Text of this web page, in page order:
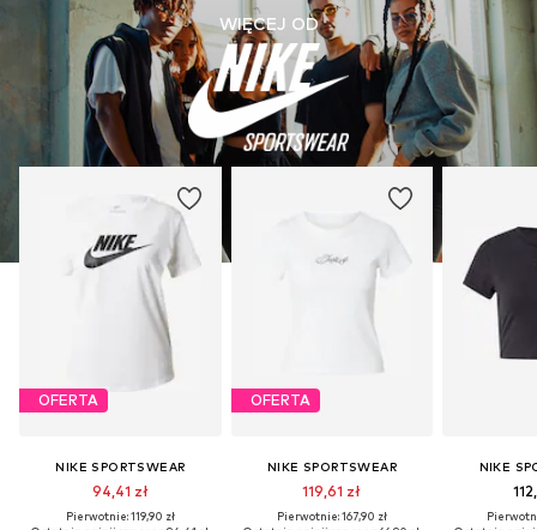
WIĘCEJ OD
OFERTA
NIKE SPORTSWEAR
94,41 zł
Pierwotnie: 119,90 zł
OFERTA
NIKE SPORTSWEAR
119,61 zł
Pierwotnie: 167,90 zł
NIKE